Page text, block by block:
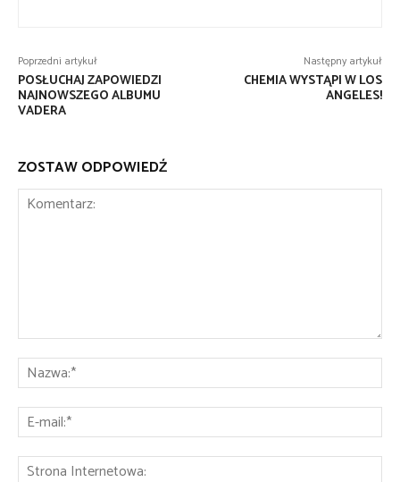
Poprzedni artykuł
POSŁUCHAJ ZAPOWIEDZI
NAJNOWSZEGO ALBUMU
VADERA
Następny artykuł
CHEMIA WYSTĄPI W LOS
ANGELES!
ZOSTAW ODPOWIEDŹ